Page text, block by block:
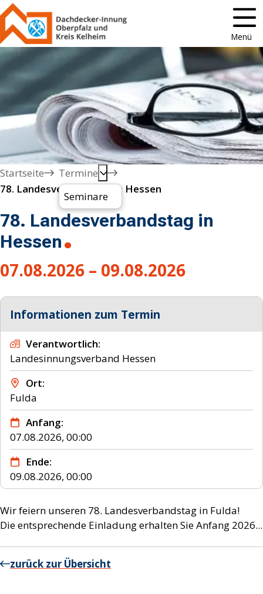
Menü
Startseite
Termine
Seminare
78. Landesverbandstag in Hessen
78. Landesverbandstag in
Hessen
07.08.2026 – 09.08.2026
Informationen zum Termin
Verantwortlich
Landesinnungsverband Hessen
Ort
Fulda
Anfang
07.08.2026, 00:00
Ende
09.08.2026, 00:00
Wir feiern unseren 78. Landesverbandstag in Fulda!
Die entsprechende Einladung erhalten Sie Anfang 2026...
zurück zur Übersicht